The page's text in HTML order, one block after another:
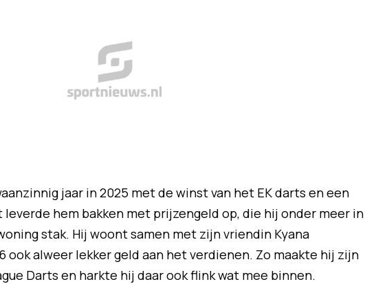
jaar in 2025 met de winst van het EK darts en een
leverde hem bakken met prijzengeld op, die hij onder meer in
stak. Hij woont samen met zijn vriendin Kyana
ook alweer lekker geld aan het verdienen. Zo maakte hij zijn
Darts en harkte hij daar ook flink wat mee binnen.